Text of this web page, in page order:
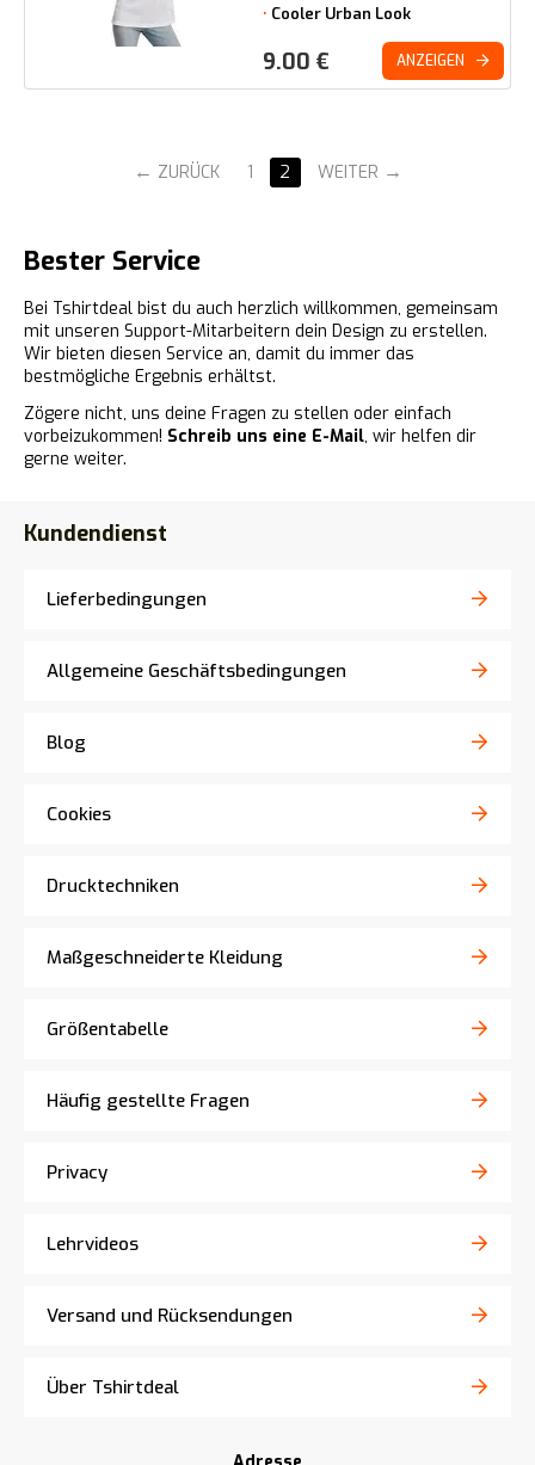
Cooler Urban Look
9.00 € ANZEIGEN
ZURÜCK 1 2 WEITER
Bester Service
Bei Tshirtdeal bist du auch herzlich willkommen, gemeinsam
mit unseren Support-Mitarbeitern dein Design zu erstellen.
Wir bieten diesen Service an, damit du immer das
bestmögliche Ergebnis erhältst.
Zögere nicht, uns deine Fragen zu stellen oder einfach
vorbeizukommen! Schreib uns eine E-Mail, wir helfen dir
gerne weiter.
Kundendienst
Lieferbedingungen
Allgemeine Geschäftsbedingungen
Blog
Cookies
Drucktechniken
Maßgeschneiderte Kleidung
Größentabelle
Häufig gestellte Fragen
Privacy
Lehrvideos
Versand und Rücksendungen
Über Tshirtdeal